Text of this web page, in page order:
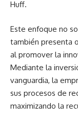
Huff.
Este enfoque no
también presenta
al promover la
Mediante la
vanguardia, la
sus procesos de
maximizando la